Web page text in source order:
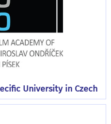
University in Czech